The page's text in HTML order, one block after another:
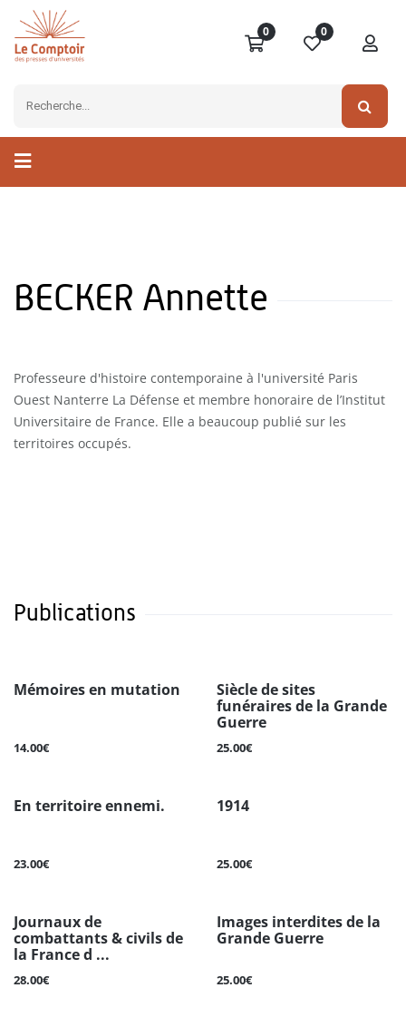
0 0
BECKER Annette
Professeure d'histoire contemporaine à l'université Paris
Ouest Nanterre La Défense et membre honoraire de l’Institut
Universitaire de France. Elle a beaucoup publié sur les
territoires occupés.
Publications
Mémoires en mutation
14.00€
Siècle de sites
funéraires de la Grande
Guerre
25.00€
En territoire ennemi.
23.00€
1914
25.00€
Journaux de
combattants & civils de
la France d ...
28.00€
Images interdites de la
Grande Guerre
25.00€